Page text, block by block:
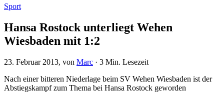
Sport
Hansa Rostock unterliegt Wehen
Wiesbaden mit 1:2
23. Februar 2013, von Marc · 3 Min. Lesezeit
Nach einer bitteren Niederlage beim SV Wehen Wiesbaden ist der
Abstiegskampf zum Thema bei Hansa Rostock geworden